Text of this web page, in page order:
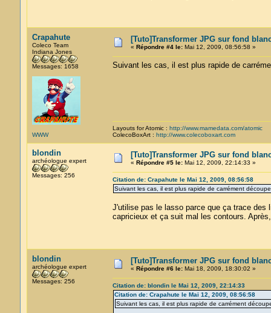
Crapahute
Coleco Team
Indiana Jones
Messages: 1658
WWW
[Tuto]Transformer JPG sur fond
« Répondre #4 le:Mai 12, 2009, 08:56:58 »
Suivant les cas, il est plus rapide de
Layouts for Atomic : http://www.mamedata.com/atomic
ColecoBoxArt : http://www.colecoboxart.com
blondin
archéologue expert
Messages: 256
[Tuto]Transformer JPG sur fond
« Répondre #5 le:Mai 12, 2009, 22:14:33 »
Citation de: Crapahute le Mai 12, 2009, 08:56:58
Suivant les cas, il est plus rapide de carrément
J'utilise pas le lasso parce que ça trace
capricieux et ça suit mal les contours.
blondin
archéologue expert
Messages: 256
[Tuto]Transformer JPG sur fond
« Répondre #6 le:Mai 18, 2009, 18:30:02 »
Citation de: blondin le Mai 12, 2009, 22:14:33
Citation de: Crapahute le Mai 12, 2009, 08:56:58
Suivant les cas, il est plus rapide de carrément